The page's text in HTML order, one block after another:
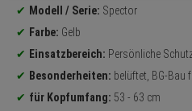
Modell / Serie: Spector
Farbe: Gelb
Einsatzbereich: Persönliche
Besonderheiten: belüftet, BG-Bau
für Kopfumfang: 53 - 63 cm